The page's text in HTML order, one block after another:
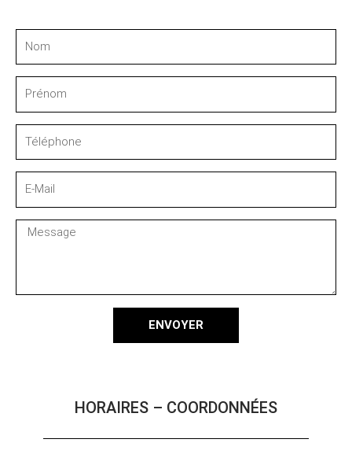
Mail
Message
ENVOYER
HORAIRES – COORDONNÉES